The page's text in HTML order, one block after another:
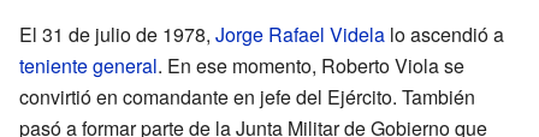
El 31 de julio de 1978, Jorge Rafael Videla lo ascendió a
teniente general. En ese momento, Roberto Viola se
convirtió en comandante en jefe del Ejército. También
pasó a formar parte de la Junta Militar de Gobierno que